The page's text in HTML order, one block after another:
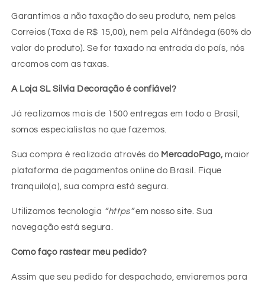
Garantimos a não taxação do seu produto, nem pelos
Correios (Taxa de R$ 15,00), nem pela Alfândega (60% do
valor do produto). Se for taxado na entrada do país, nós
arcamos com as taxas.
A Loja SL Silvia Decoração é confiável?
Já realizamos mais de 1500 entregas em todo o Brasil,
somos especialistas no que fazemos.
Sua compra é realizada através do MercadoPago, maior
plataforma de pagamentos online do Brasil. Fique
tranquilo(a), sua compra está segura.
Utilizamos tecnologia “https” em nosso site. Sua
navegação está segura.
Como faço rastear meu pedido?
Assim que seu pedido for despachado, enviaremos para